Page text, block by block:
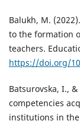
Balukh, M.
to the formation
teachers.
https://doi.org/
Batsurovska, I.,
competencies
institutions in